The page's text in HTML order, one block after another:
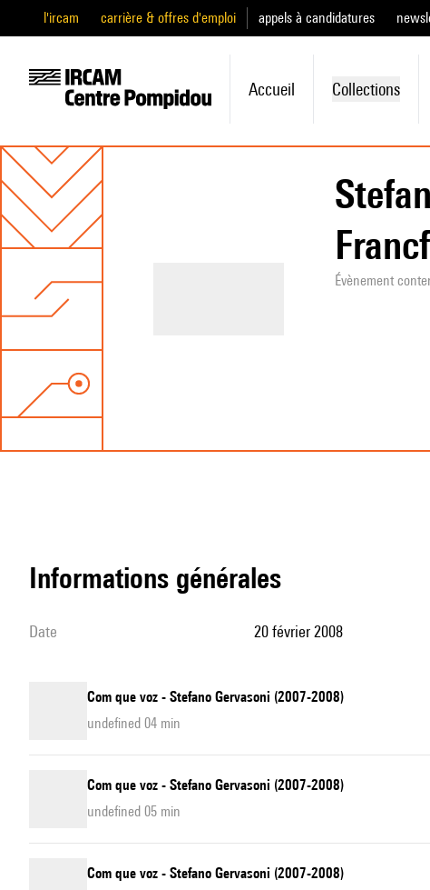
l'ircam carrière & offres d'emploi appels à candidatures
Accueil Collections
Évènement
informations générales
date 20 février 2008
Com que voz - Stefano Gervasoni (2007-2008)
undefined 04 min
Com que voz - Stefano Gervasoni (2007-2008)
undefined 05 min
Com que voz - Stefano Gervasoni (2007-2008)